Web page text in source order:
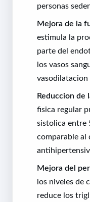
personas
Mejora de la
estimula la
parte del
los vasos
vasodilatacion
Reduccion de
fisica regular
sistolica entre
comparable al
Mejora del
los niveles de
reduce los